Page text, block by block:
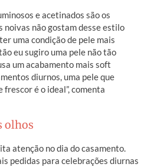
e acetinados são os
noivas não gostam desse estilo
uma condição de pele mais
eu sugiro uma pele não tão
um acabamento mais soft
diurnos, uma pele que
frescor é o ideal”, comenta
olhos
atenção no dia do casamento.
pedidas para celebrações diurnas